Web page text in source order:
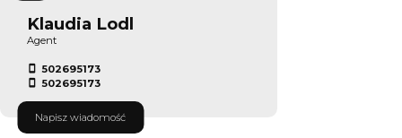
Klaudia Lodl
Agent
502695173
502695173
Napisz wiadomość